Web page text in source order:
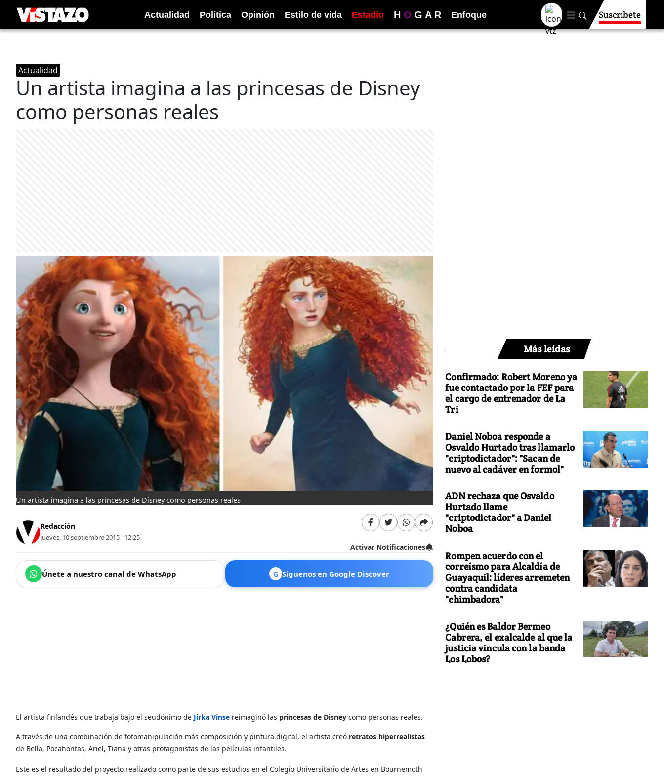
Actualidad Política Opinión Estilo de vida Estadio H O G A R Enfoque Suscríbete
Actualidad
Un artista imagina a las princesas de Disney
como personas reales
Un artista imagina a las princesas de Disney como personas reales
Redacción
jueves, 10 septiembre 2015 - 12:25
Activar Notificaciones
Únete a nuestro canal de WhatsApp G Síguenos en Google Discover
El artista finlandés que trabaja bajo el seudónimo de Jirka Vinse reimaginó las princesas de Disney como personas reales.
A través de una combinación de fotomanipulación más composición y pintura digital, el artista creó retratos hiperrealistas
de Bella, Pocahontas, Ariel, Tiana y otras protagonistas de las películas infantiles.
Este es el resultado del proyecto realizado como parte de sus estudios en el Colegio Universitario de Artes en Bournemoth
Más leídas
Confirmado: Robert Moreno ya
fue contactado por la FEF para
el cargo de entrenador de La
Tri
Daniel Noboa responde a
Osvaldo Hurtado tras llamarlo
"criptodictador": "Sacan de
nuevo al cadáver en formol"
ADN rechaza que Osvaldo
Hurtado llame
"criptodictador" a Daniel
Noboa
Rompen acuerdo con el
correísmo para Alcaldía de
Guayaquil: líderes arremeten
contra candidata
"chimbadora"
¿Quién es Baldor Bermeo
Cabrera, el exalcalde al que la
justicia vincula con la banda
Los Lobos?